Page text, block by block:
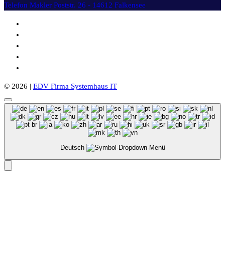
Telefon Makler Poststr. 26 - 14612 Falkensee
© 2026 | EDV Firma Systemhaus IT
Deutsch